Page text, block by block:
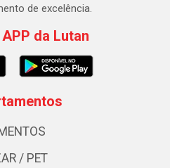
de excelência.
da Lutan
/ PET